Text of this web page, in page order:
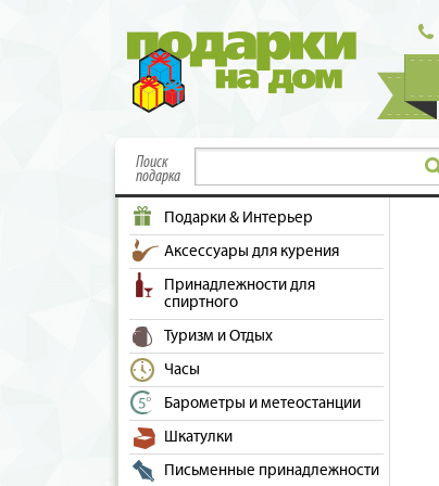
Поиск
подарка
Подарки & Интерьер
Аксессуары для курения
Принадлежности для
спиртного
Туризм и Отдых
Часы
Барометры и метеостанции
Шкатулки
Письменные принадлежности